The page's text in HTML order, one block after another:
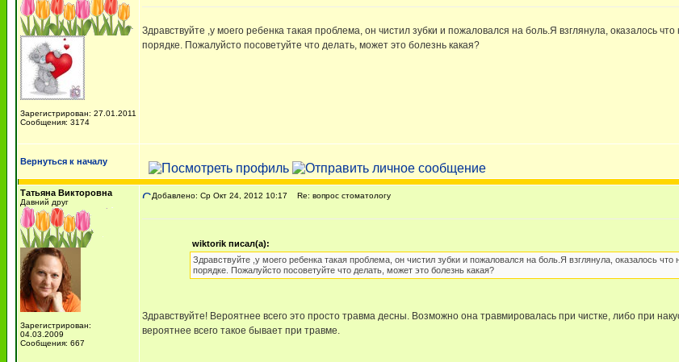
Зарегистрирован: 27.01.2011
Сообщения: 3174
Здравствуйте ,у моего ребенка такая проблема, он чистил зубки и пожаловался на боль.Я взглянула, оказалось
порядке. Пожалуйсто посоветуйте что делать, может это болезнь какая?
Вернуться к началу
Татьяна Викторовна
Давний друг
Зарегистрирован:
04.03.2009
Сообщения: 667
Добавлено: Ср Окт 24, 2012 10:17 Re: вопрос стоматологу
wiktorik писал(а):
Здравствуйте ,у моего ребенка такая проблема, он чистил зубки и пожаловался на боль.Я взглянула, оказалось
порядке. Пожалуйсто посоветуйте что делать, может это болезнь какая?
Здравствуйте! Вероятнее всего это просто травма десны. Возможно она травмировалась при чистке, либо при
вероятнее всего такое бывает при травме.